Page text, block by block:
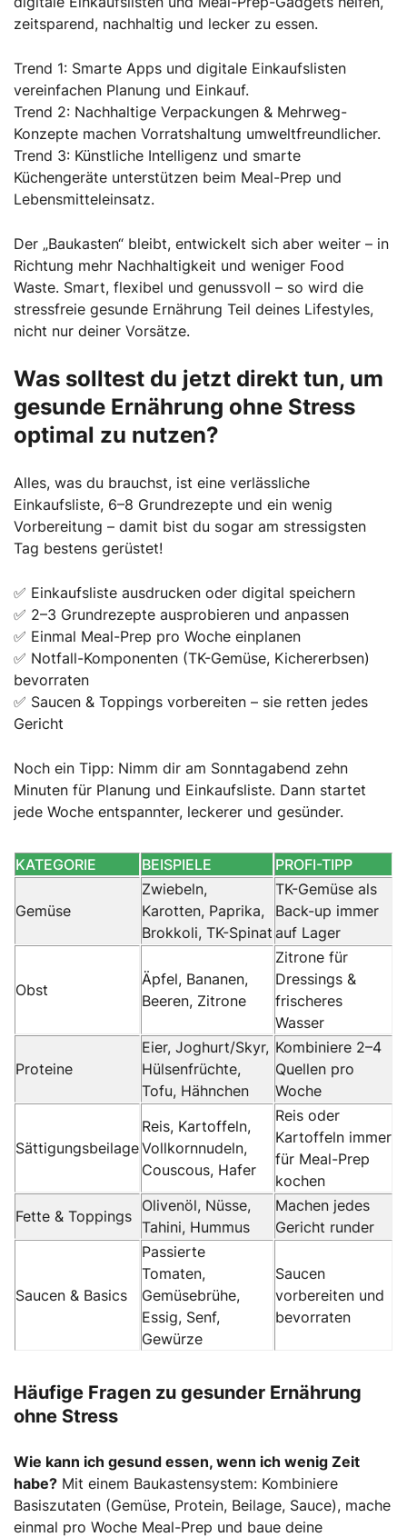
zeitsparend, nachhaltig und lecker zu essen.
Trend 1: Smarte Apps und digitale Einkaufslisten
vereinfachen Planung und Einkauf.
Trend 2: Nachhaltige Verpackungen & Mehrweg-
Konzepte machen Vorratshaltung umweltfreundlicher.
Trend 3: Künstliche Intelligenz und smarte
Küchengeräte unterstützen beim Meal-Prep und
Lebensmitteleinsatz.
Der „Baukasten“ bleibt, entwickelt sich aber weiter – in
Richtung mehr Nachhaltigkeit und weniger Food
Waste. Smart, flexibel und genussvoll – so wird die
stressfreie gesunde Ernährung Teil deines Lifestyles,
nicht nur deiner Vorsätze.
Was solltest du jetzt direkt tun, um
gesunde Ernährung ohne Stress
optimal zu nutzen?
Alles, was du brauchst, ist eine verlässliche
Einkaufsliste, 6–8 Grundrezepte und ein wenig
Vorbereitung – damit bist du sogar am stressigsten
Tag bestens gerüstet!
✅ Einkaufsliste ausdrucken oder digital speichern
✅ 2–3 Grundrezepte ausprobieren und anpassen
✅ Einmal Meal-Prep pro Woche einplanen
✅ Notfall-Komponenten (TK-Gemüse, Kichererbsen)
bevorraten
✅ Saucen & Toppings vorbereiten – sie retten jedes
Gericht
Noch ein Tipp: Nimm dir am Sonntagabend zehn
Minuten für Planung und Einkaufsliste. Dann startet
jede Woche entspannter, leckerer und gesünder.
KATEGORIE BEISPIELE PROFI-TIPP
Gemüse
Zwiebeln,
Karotten, Paprika,
Brokkoli, TK-Spinat
TK-Gemüse als
Back-up immer
auf Lager
Obst
Äpfel, Bananen,
Beeren, Zitrone
Zitrone für
Dressings &
frischeres
Wasser
Proteine
Eier, Joghurt/Skyr,
Hülsenfrüchte,
Tofu, Hähnchen
Kombiniere 2–4
Quellen pro
Woche
Sättigungsbeilage
Reis, Kartoffeln,
Vollkornnudeln,
Couscous, Hafer
Reis oder
Kartoffeln immer
für Meal-Prep
kochen
Fette & Toppings
Olivenöl, Nüsse,
Tahini, Hummus
Machen jedes
Gericht runder
Saucen & Basics
Passierte
Tomaten,
Gemüsebrühe,
Essig, Senf,
Gewürze
Saucen
vorbereiten und
bevorraten
Häufige Fragen zu gesunder Ernährung
ohne Stress
Wie kann ich gesund essen, wenn ich wenig Zeit
habe? Mit einem Baukastensystem: Kombiniere
Basiszutaten (Gemüse, Protein, Beilage, Sauce), mache
einmal pro Woche Meal-Prep und baue deine